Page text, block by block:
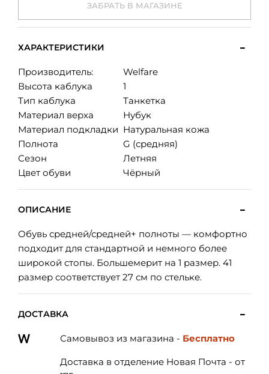
ЗАБРАТЬ В МАГАЗИНЕ
ХАРАКТЕРИСТИКИ
Производитель:
Welfare
Высота каблука
1
Тип каблука
Танкетка
Материал верха
Нубук
Материал подкладки Натуральная кожа
Полнота
G (средняя)
Сезон
Летняя
Цвет обуви
Чёрный
ОПИСАНИЕ
Обувь средней/средней+ полноты — комфортно
подходит для стандартной и немного более
широкой стопы. Большемерит на 1 размер. 41
размер соответствует 27 см по стельке.
ДОСТАВКА
Самовывоз из магазина - Бесплатно
Доставка в отделение Новая Почта - от